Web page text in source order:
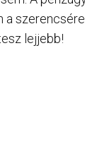
a
lejjebb!